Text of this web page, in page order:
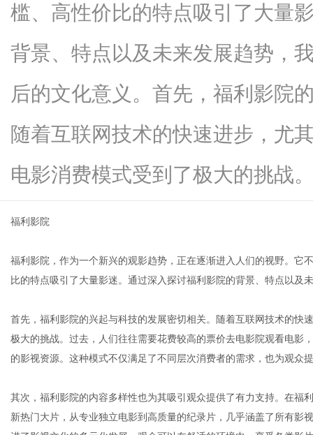
槛、高性价比的特点吸引了大量
背景、特点以及未来发展趋势，
后的文化意义。首先，福利影院
随着互联网技术的快速进步，尤
电影消费模式受到了极大的挑战
福利影院
福利影院，作为一个新兴的观影趋势，正在逐渐进入人们的视野。它
比的特点吸引了大量影迷。通过深入探讨福利影院的背景、特点以及
首先，福利影院的兴起与科技的发展密切相关。随着互联网技术的快
极大的挑战。过去，人们往往需要花费较高的票价去电影院观看电影
的影视资源。这种模式不仅满足了不同层次消费者的需求，也为观众
其次，福利影院的内容多样性也为其吸引观众提供了有力支持。在福
新热门大片，从专业独立电影到高质量的纪录片，几乎涵盖了所有影